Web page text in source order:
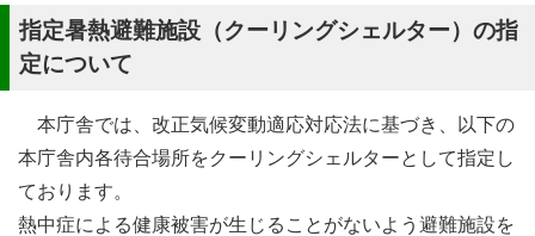
指定暑熱避難施設（クーリングシェルター）の指
定について
本庁舎では、改正気候変動適応対応法に基づき、以下の
本庁舎内各待合場所をクーリングシェルターとして指定し
ております。
熱中症による健康被害が生じることがないよう避難施設を